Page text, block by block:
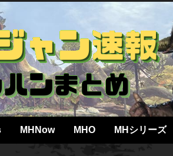
MHNow MHO MHシリーズ